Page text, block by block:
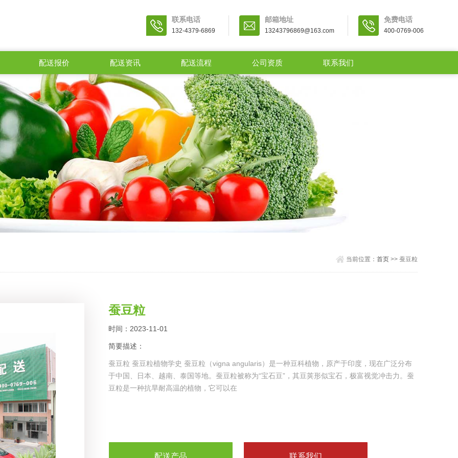
联系电话
132-4379-6869
邮箱地址
13243796869@163.com
免费电话
400-0769-006
配送报价 配送资讯 配送流程 公司资质 联系我们
当前位置： 首页>> 蚕豆粒
蚕豆粒
时间：2023-11-01
简要描述：
蚕豆粒 蚕豆粒植物学史 蚕豆粒（vigna angularis）是一种豆科植物，原产于印度，现在广泛分布
于中国、日本、越南、泰国等地。蚕豆粒被称为“宝石豆”，其豆荚形似宝石，极富视觉冲击力。蚕
豆粒是一种抗旱耐高温的植物，它可以在
配送产品 联系我们